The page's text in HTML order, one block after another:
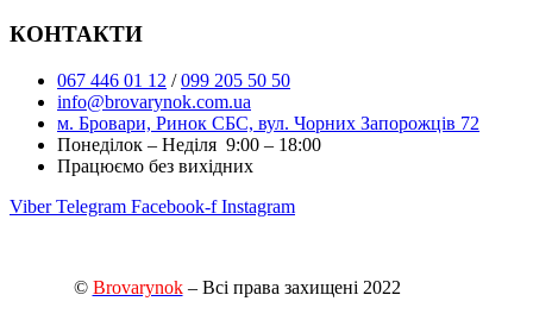
КОНТАКТИ
067 446 01 12 /099 205 50 50
info@brovarynok.com.ua
м. Бровари, Ринок СБС, вул. Чорних Запорожців 72
Понеділок – Неділя 9:00 – 18:00
Працюємо без вихідних
Viber Telegram Facebook-f Instagram
© Brovarynok– Всі права захищені 2022